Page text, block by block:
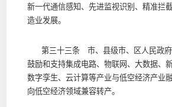
新一代通信感知、先进监视识别、精准拦
造业发展。
第三十三条 市、县级市、区人民政府
鼓励和支持集成电路、物联网、大数据、
数字孪生、云计算等产业与低空经济产业
向低空经济领域兼容转产。